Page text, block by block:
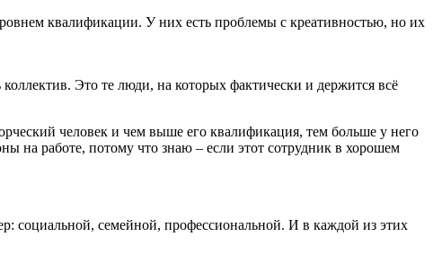
квалификации. У них есть проблемы с креативностью, но их
Это те люди, на которых фактически и держится всё
человек и чем выше его квалификация, тем больше у него
на работе, потому что знаю – если этот сотрудник в хорошем
социальной, семейной, профессиональной. И в каждой из этих